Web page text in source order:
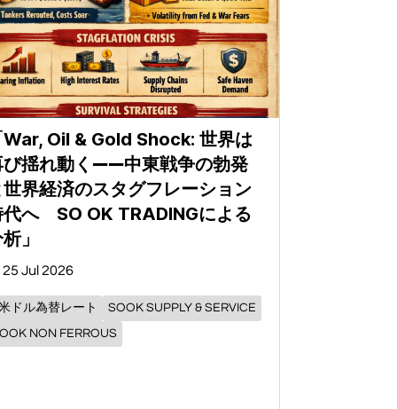
War, Oil & Gold Shock: 世界は
び揺れ動く――中東戦争の勃発
世界経済のスタグフレーション
代へ SO OK TRADINGによる
」
25 Jul 2026
ドル為替レート SOOK SUPPLY & SERVICE
NON FERROUS